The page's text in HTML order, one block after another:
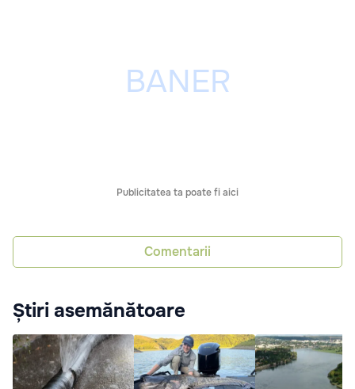
Publicitatea ta poate fi aici
Comentarii
Știri asemănătoare